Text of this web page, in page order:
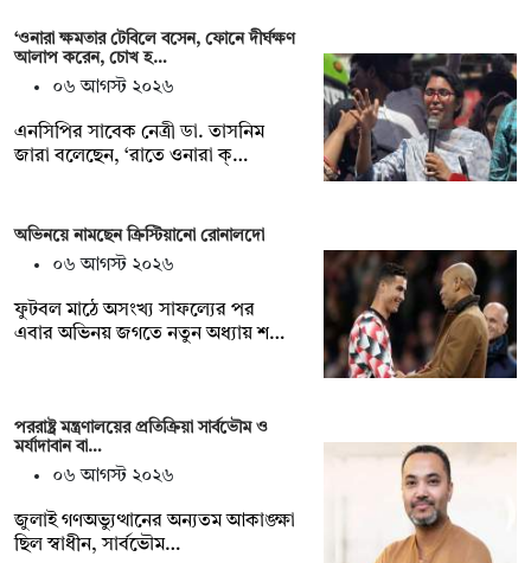
‘ওনারা ক্ষমতার টেবিলে বসেন, ফোনে দীর্ঘক্ষণ
আলাপ করেন, চোখ হ…
০৬ আগস্ট ২০২৬
এনসিপির সাবেক নেত্রী ডা. তাসনিম
জারা বলেছেন, ‘রাতে ওনারা ক্…
অভিনয়ে নামছেন ক্রিস্টিয়ানো রোনালদো
০৬ আগস্ট ২০২৬
ফুটবল মাঠে অসংখ্য সাফল্যের পর
এবার অভিনয় জগতে নতুন অধ্যায় শ…
পররাষ্ট্র মন্ত্রণালয়ের প্রতিক্রিয়া সার্বভৌম ও
মর্যাদাবান বা…
০৬ আগস্ট ২০২৬
জুলাই গণঅভ্যুত্থানের অন্যতম আকাঙ্ক্ষা
ছিল স্বাধীন, সার্বভৌম…